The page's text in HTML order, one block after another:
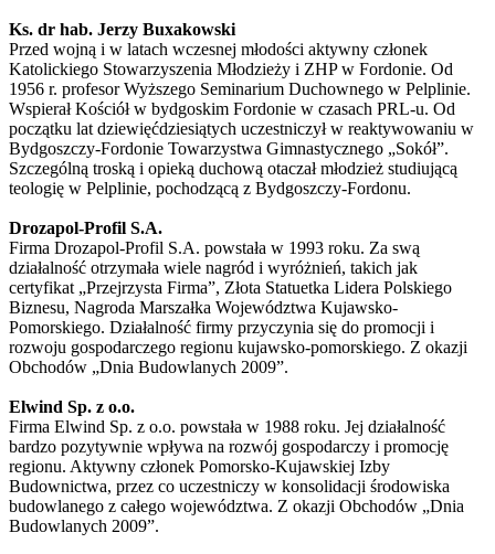
Ks. dr hab. Jerzy Buxakowski
Przed wojną i w latach wczesnej młodości aktywny członek
Katolickiego Stowarzyszenia Młodzieży i ZHP w Fordonie. Od
1956 r. profesor Wyższego Seminarium Duchownego w Pelplinie.
Wspierał Kościół w bydgoskim Fordonie w czasach PRL-u. Od
początku lat dziewięćdziesiątych uczestniczył w reaktywowaniu w
Bydgoszczy-Fordonie Towarzystwa Gimnastycznego „Sokół”.
Szczególną troską i opieką duchową otaczał młodzież studiującą
teologię w Pelplinie, pochodzącą z Bydgoszczy-Fordonu.
Drozapol-Profil S.A.
Firma Drozapol-Profil S.A. powstała w 1993 roku. Za swą
działalność otrzymała wiele nagród i wyróżnień, takich jak
certyfikat „Przejrzysta Firma”, Złota Statuetka Lidera Polskiego
Biznesu, Nagroda Marszałka Województwa Kujawsko-
Pomorskiego. Działalność firmy przyczynia się do promocji i
rozwoju gospodarczego regionu kujawsko-pomorskiego. Z okazji
Obchodów „Dnia Budowlanych 2009”.
Elwind Sp. z o.o.
Firma Elwind Sp. z o.o. powstała w 1988 roku. Jej działalność
bardzo pozytywnie wpływa na rozwój gospodarczy i promocję
regionu. Aktywny członek Pomorsko-Kujawskiej Izby
Budownictwa, przez co uczestniczy w konsolidacji środowiska
budowlanego z całego województwa. Z okazji Obchodów „Dnia
Budowlanych 2009”.